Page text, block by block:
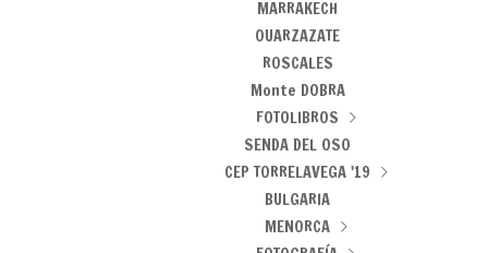
MARRAKECH
OUARZAZATE
ROSCALES
Monte DOBRA
FOTOLIBROS
Tiempo Menguante
MINIMALISMO
SENDA DEL OSO
CEP TORRELAVEGA '19
Los trabajos y los días
Santa María de Valverde
BULGARIA
MENORCA